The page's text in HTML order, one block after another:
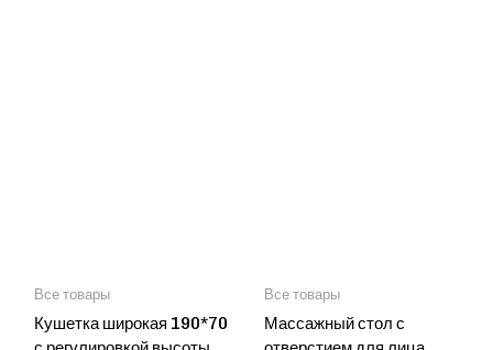
Все товары
Кушетка широкая 190*70
Все товары
Массажный стол с